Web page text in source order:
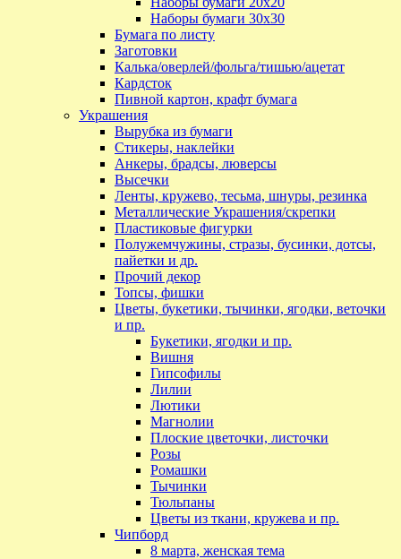
Наборы бумаги 30х30
Бумага по листу
Заготовки
Калька/оверлей/фольга/тишью/ацетат
Кардсток
Пивной картон, крафт бумага
Украшения
Вырубка из бумаги
Стикеры, наклейки
Анкеры, брадсы, люверсы
Высечки
Ленты, кружево, тесьма, шнуры, резинка
Металлические Украшения/скрепки
Пластиковые фигурки
Полужемчужины, стразы, бусинки, дотсы,
пайетки и др.
Прочий декор
Топсы, фишки
Цветы, букетики, тычинки, ягодки, веточки
и пр.
Букетики, ягодки и пр.
Вишня
Гипсофилы
Лилии
Лютики
Магнолии
Плоские цветочки, листочки
Розы
Ромашки
Тычинки
Тюльпаны
Цветы из ткани, кружева и пр.
Чипборд
8 марта, женская тема